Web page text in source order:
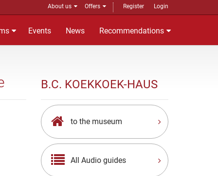
About us Offers Register Login
Events News Recommendations
B.C. KOEKKOEK-HAUS
to the museum
All Audio guides